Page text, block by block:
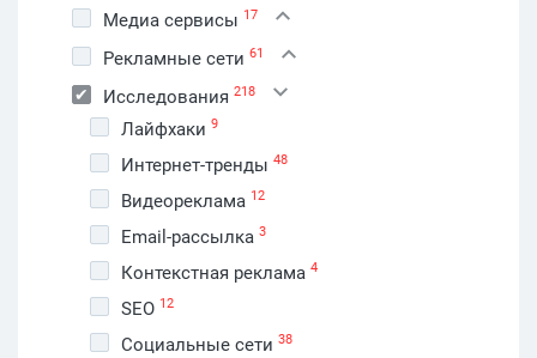
Медиа сервисы 17
Рекламные сети 61
Исследования 218
Лайфхаки 9
Интернет-тренды 48
Видеореклама 12
Email-рассылка 3
Контекстная реклама 4
SEO 12
Социальные сети 38